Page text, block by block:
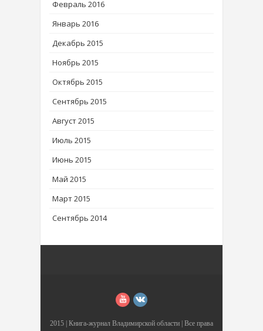
Февраль 2016
Январь 2016
Декабрь 2015
Ноябрь 2015
Октябрь 2015
Сентябрь 2015
Август 2015
Июль 2015
Июнь 2015
Май 2015
Март 2015
Сентябрь 2014
2015 | Книга-журнал Владимирской области | Все права